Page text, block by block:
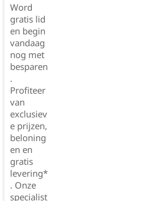
Word
gratis lid
en begin
vandaag
nog met
besparen
.
Profiteer
van
exclusiev
e prijzen,
beloning
en en
gratis
levering*
. Onze
specialist